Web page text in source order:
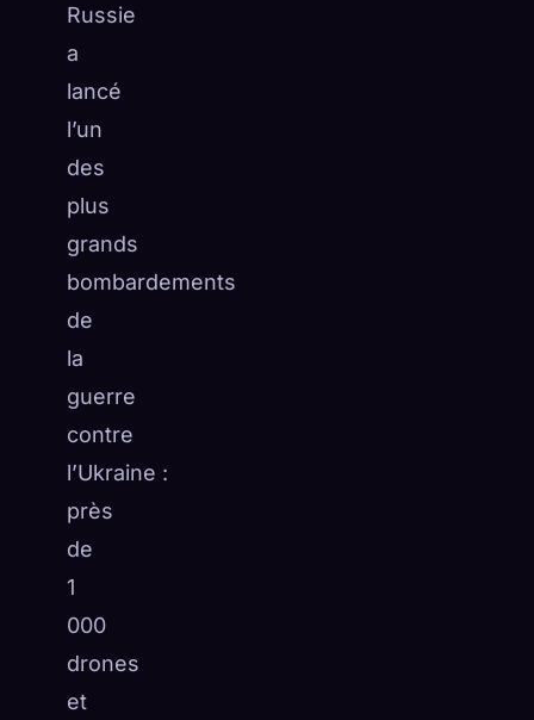
Russie
a
lancé
l’un
des
plus
grands
bombardements
de
la
guerre
contre
l’Ukraine :
près
de
1
000
drones
et